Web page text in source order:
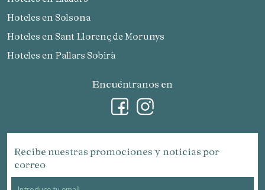
Hoteles en Solsona
Hoteles en Sant Llorenç de Morunys
Hoteles en Pallars Sobirà
Encuéntranos en
Recibe nuestras promociones y noticias por
correo